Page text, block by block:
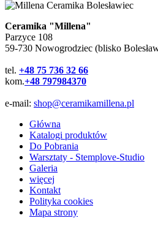
Ceramika "Millena"
Parzyce 108
59-730 Nowogrodziec (blisko
tel. +48 75 736 32 66
kom.+48 797984370
e-mail: shop@ceramikamillena.pl
Główna
Katalogi produktów
Do Pobrania
Warsztaty - Stemplove-Studio
Galeria
więcej
Kontakt
Polityka cookies
Mapa strony